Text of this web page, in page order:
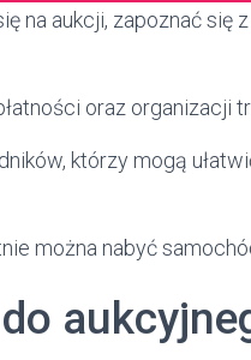
na aukcji, zapoznać się
oraz organizacji
którzy mogą
można nabyć